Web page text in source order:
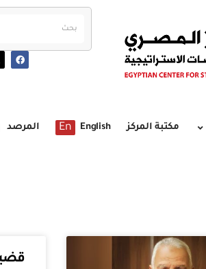
مكتبة المركز English
En المرصد